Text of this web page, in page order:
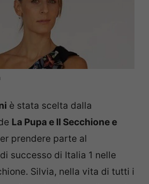
è stata scelta dalla
La Pupa e Il Secchione e
prendere parte al
successo di Italia 1 nelle
Silvia, nella vita di tutti i